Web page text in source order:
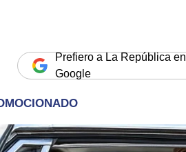
Prefiero a La República en
Google